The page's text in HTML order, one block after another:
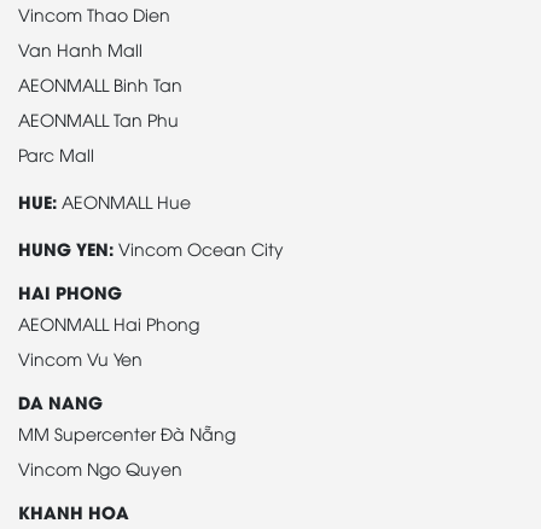
Vincom Thao Dien
Van Hanh Mall
AEONMALL Binh Tan
AEONMALL Tan Phu
Parc Mall
HUE: AEONMALL Hue
HUNG YEN: Vincom Ocean City
HAI PHONG
AEONMALL Hai Phong
Vincom Vu Yen
DA NANG
MM Supercenter Đà Nẵng
Vincom Ngo Quyen
KHANH HOA